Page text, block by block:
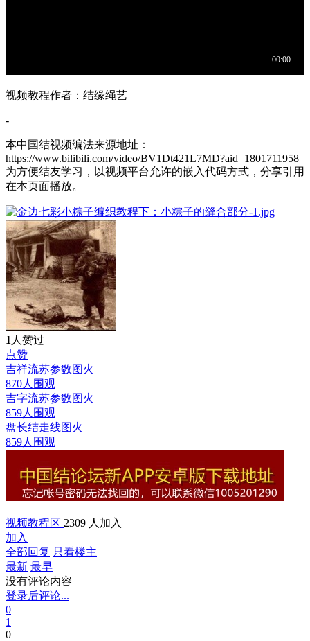
视频教程作者：结缘绳艺
-
本中国结视频编法来源地址：
https://www.bilibili.com/video/BV1Dt421L7MD?aid=1801711958
为方便结友学习，以视频平台允许的嵌入代码方式，分享引用
在本页面播放。
1 人赞过
点赞
吉祥流苏参数图火
870人围观
吉字流苏参数图火
859人围观
盘长结走线图火
859人围观
视频教程区 2309 人加入
加入
全部回复 只看楼主
最新 最早
没有评论内容
登录后评论...
0
1
0